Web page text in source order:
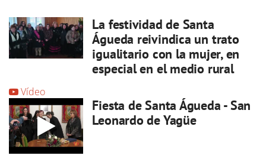
La festividad de Santa
Águeda reivindica un trato
igualitario con la mujer, en
especial en el medio rural
Vídeo
Fiesta de Santa Águeda - San
Leonardo de Yagüe